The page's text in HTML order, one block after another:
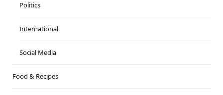
Politics
International
Social Media
Food & Recipes